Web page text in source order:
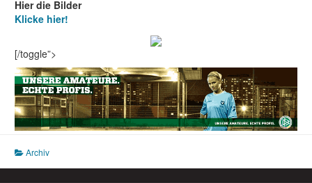
Hier die Bilder
Klicke hier!
[/toggle”>
Archiv